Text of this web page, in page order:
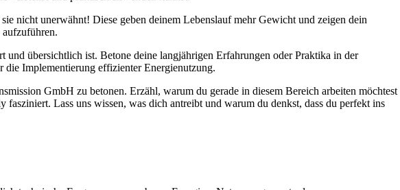
nicht unerwähnt! Diese geben deinem Lebenslauf mehr Gewicht und zeigen dein
aufzuführen.
und übersichtlich ist. Betone deine langjährigen Erfahrungen oder Praktika in der
Implementierung effizienter Energienutzung.
GmbH zu betonen. Erzähl, warum du gerade in diesem Bereich arbeiten möchtest
Lass uns wissen, was dich antreibt und warum du denkst, dass du perfekt ins